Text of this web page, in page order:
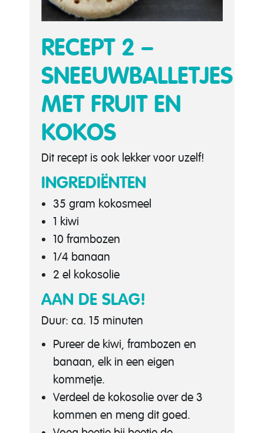
RECEPT 2 –
SNEEUWBALLETJES
MET FRUIT EN
KOKOS
Dit recept is ook lekker voor uzelf!
INGREDIËNTEN
35 gram kokosmeel
1 kiwi
10 frambozen
1/4 banaan
2 el kokosolie
AAN DE SLAG!
Duur: ca. 15 minuten
Pureer de kiwi, frambozen en
banaan, elk in een eigen
kommetje.
Verdeel de kokosolie over de 3
kommen en meng dit goed.